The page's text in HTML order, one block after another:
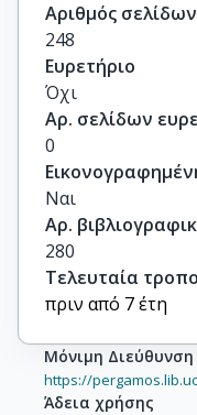
Αριθμός σελίδων
248
Ευρετήριο
Όχι
Αρ. σελίδων
0
Ναι
Αρ.
280
Τελευταία
πριν από 7 έτη
Μόνιμη Διεύθυνση
https://
Άδεια χρήσης